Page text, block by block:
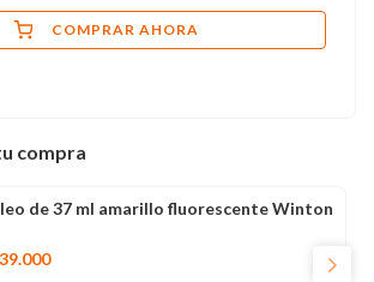
COMPRAR AHORA
compra
de 37 ml amarillo fluorescente Winton
39.000